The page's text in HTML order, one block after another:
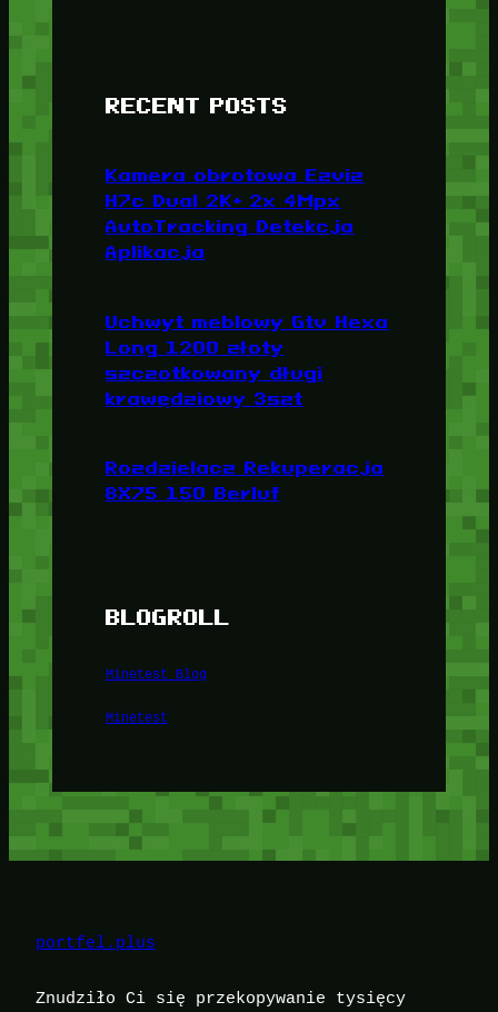
RECENT POSTS
Kamera obrotowa Ezviz
H7c Dual 2K+ 2x 4Mpx
AutoTracking Detekcja
Aplikacja
Uchwyt meblowy Gtv Hexa
Long 1200 złoty
szczotkowany długi
krawędziowy 3szt
Rozdzielacz Rekuperacja
8X75 150 Berluf
BLOGROLL
Minetest Blog
Minetest
portfel.plus
Znudziło Ci się przekopywanie tysięcy